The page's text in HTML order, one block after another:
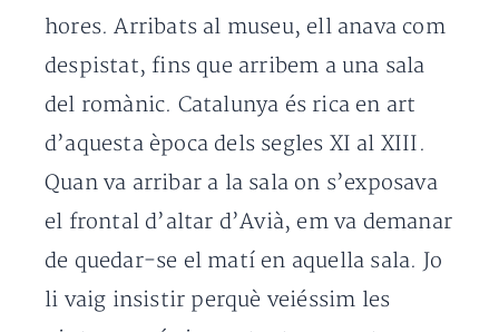
hores. Arribats al museu, ell anava com
despistat, fins que arribem a una sala
del romànic. Catalunya és rica en art
d’aquesta època dels segles XI al XIII.
Quan va arribar a la sala on s’exposava
el frontal d’altar d’Avià, em va demanar
de quedar-se el matí en aquella sala. Jo
li vaig insistir perquè veiéssim les